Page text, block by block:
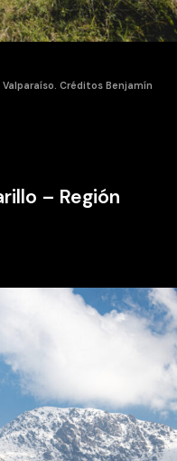
Créditos Benjamín
– Región